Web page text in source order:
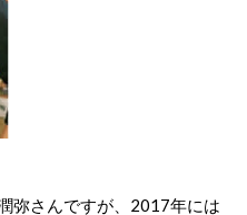
弥さんですが、 2017年には